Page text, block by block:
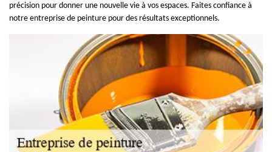
précision pour donner une nouvelle vie à vos espaces. Faites confiance à
notre entreprise de peinture pour des résultats exceptionnels.